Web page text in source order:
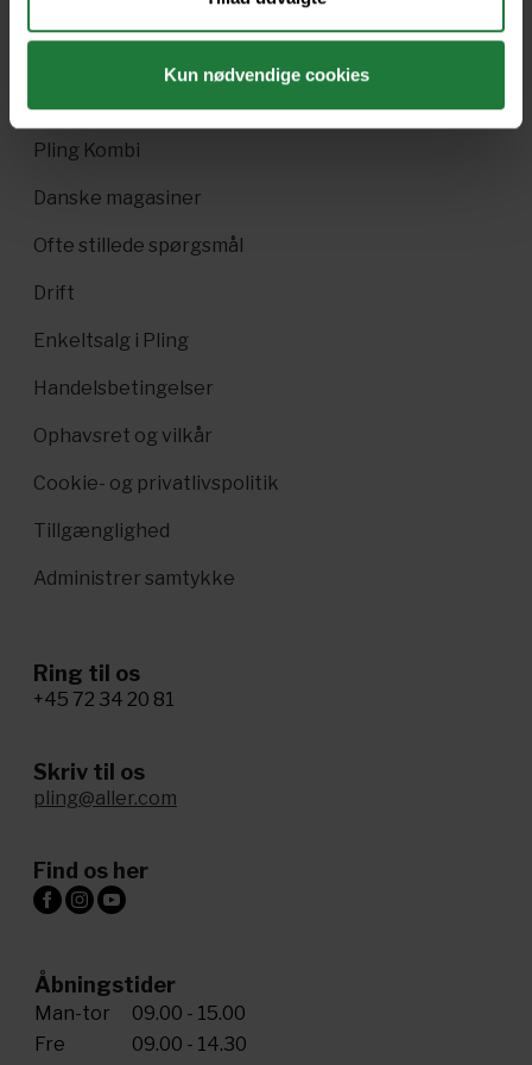
Kun nødvendige cookies
Pling Kombi
Danske magasiner
Ofte stillede spørgsmål
Drift
Enkeltsalg i Pling
Handelsbetingelser
Ophavsret og vilkår
Cookie- og privatlivspolitik
Tillgænglighed
Administrer samtykke
Ring til os
+45 72 34 20 81
Skriv til os
pling@aller.com
Find os her
Åbningstider
Man-tor
09.00 - 15.00
Fre
09.00 - 14.30